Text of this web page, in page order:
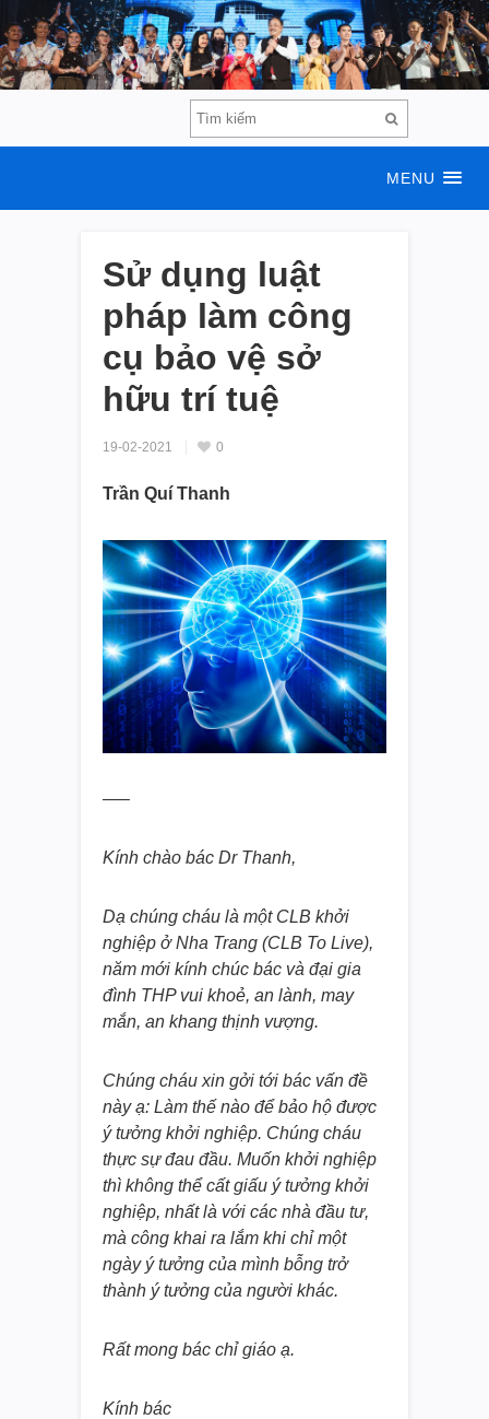
MENU
Sử dụng luật
pháp làm công
cụ bảo vệ sở
hữu trí tuệ
19-02-2021 0
Trần Quí Thanh
—–
Kính chào bác Dr Thanh,
Dạ chúng cháu là một CLB khởi
nghiệp ở Nha Trang (CLB To Live),
năm mới kính chúc bác và đại gia
đình THP vui khoẻ, an lành, may
mắn, an khang thịnh vượng.
Chúng cháu xin gởi tới bác vấn đề
này ạ: Làm thế nào để bảo hộ được
ý tưởng khởi nghiệp. Chúng cháu
thực sự đau đầu. Muốn khởi nghiệp
thì không thể cất giấu ý tưởng khởi
nghiệp, nhất là với các nhà đầu tư,
mà công khai ra lắm khi chỉ một
ngày ý tưởng của mình bỗng trở
thành ý tưởng của người khác.
Rất mong bác chỉ giáo ạ.
Kính bác